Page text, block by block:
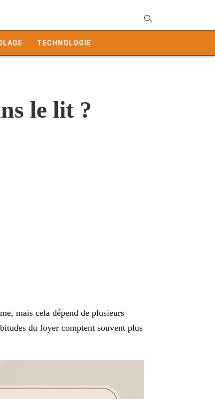
TECHNOLOGIE
le lit ?
mais cela dépend de plusieurs
du foyer comptent souvent plus